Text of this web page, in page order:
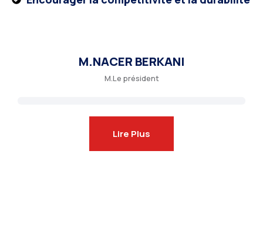
M.NACER BERKANI
M.Le président
Lire Plus